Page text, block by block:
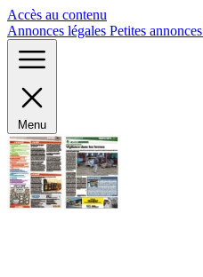
Accès au contenu
Annonces légales Petites annonces
Menu
Panneau de gestion des cookies